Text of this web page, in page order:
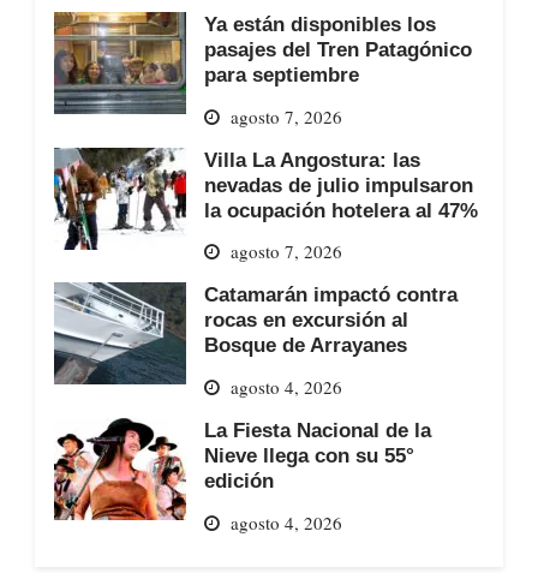
Ya están disponibles los
pasajes del Tren Patagónico
para septiembre
agosto 7, 2026
Villa La Angostura: las
nevadas de julio impulsaron
la ocupación hotelera al 47%
agosto 7, 2026
Catamarán impactó contra
rocas en excursión al
Bosque de Arrayanes
agosto 4, 2026
La Fiesta Nacional de la
Nieve llega con su 55°
edición
agosto 4, 2026